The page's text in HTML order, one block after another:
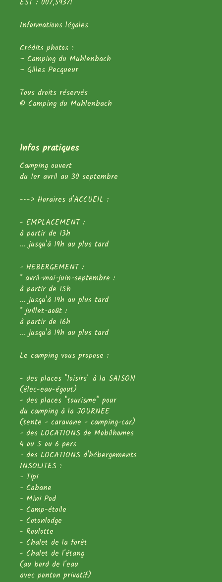
Informations légales
Crédits photos :
– Camping du Muhlenbach
– Gilles Pecqueur
Tous droits réservés
© Camping du Muhlenbach
Infos pratiques
Camping ouvert
du 1er avril au 30 septembre
---> Horaires d'ACCUEIL :
- EMPLACEMENT :
à partir de 13h
... jusqu'à 19h au plus tard
- HEBERGEMENT :
* avril-mai-juin-septembre :
à partir de 15h
... jusqu'à 19h au plus tard
* juillet-août :
à partir de 16h
... jusqu'à 19h au plus tard
Le camping vous propose :
- des places "loisirs" à la SAISON
(élec-eau-égout)
- des places "tourisme" pour
du camping à la JOURNEE
(tente - caravane - camping-car)
- des LOCATIONS de Mobilhomes
4 ou 5 ou 6 pers
- des LOCATIONS d'hébergements
INSOLITES :
- Tipi
- Cabane
- Mini Pod
- Camp-étoile
- Cotonlodge
- Roulotte
- Chalet de la forêt
- Chalet de l'étang
(au bord de l'eau
avec ponton privatif)